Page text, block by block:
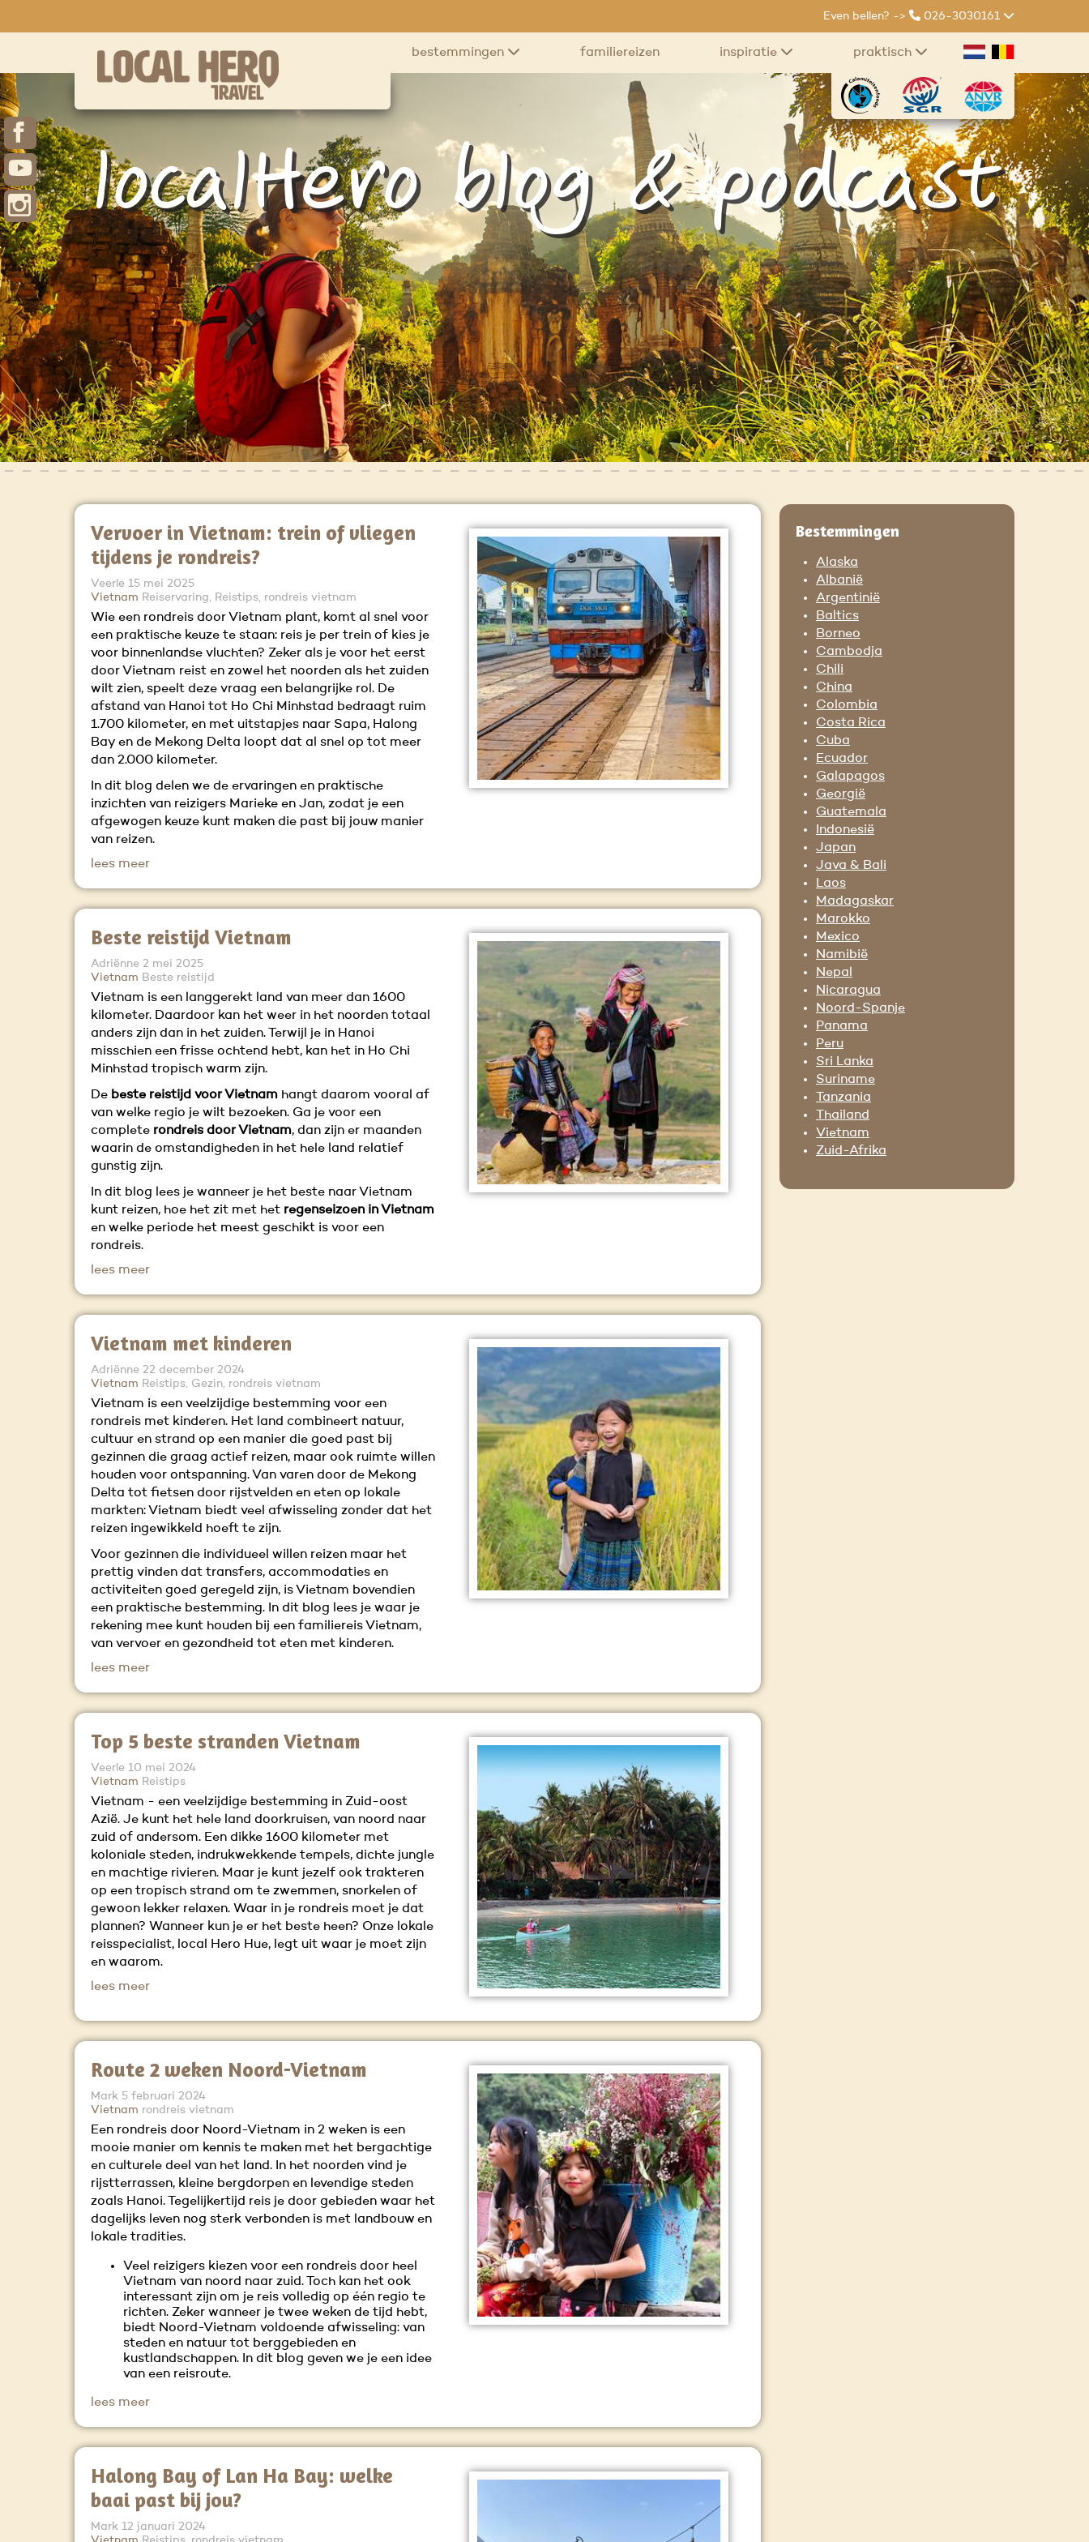
Even bellen? -> 026-3030161
bestemmingen familiereizen inspiratie praktisch
localHero blog & podcast
Bestemmingen
Alaska
Albanië
Argentinië
Baltics
Borneo
Cambodja
Chili
China
Colombia
Costa Rica
Cuba
Ecuador
Galapagos
Georgië
Guatemala
Indonesië
Japan
Java & Bali
Laos
Madagaskar
Marokko
Mexico
Namibië
Nepal
Nicaragua
Noord-Spanje
Panama
Peru
Sri Lanka
Suriname
Tanzania
Thailand
Vietnam
Zuid-Afrika
Vervoer in Vietnam: trein of vliegen
tijdens je rondreis?
Veerle 15 mei 2025
Vietnam Reiservaring, Reistips, rondreis vietnam
Wie een rondreis door Vietnam plant, komt al snel voor
een praktische keuze te staan: reis je per trein of kies je
voor binnenlandse vluchten? Zeker als je voor het eerst
door Vietnam reist en zowel het noorden als het zuiden
wilt zien, speelt deze vraag een belangrijke rol. De
afstand van Hanoi tot Ho Chi Minhstad bedraagt ruim
1.700 kilometer, en met uitstapjes naar Sapa, Halong
Bay en de Mekong Delta loopt dat al snel op tot meer
dan 2.000 kilometer.
In dit blog delen we de ervaringen en praktische
inzichten van reizigers Marieke en Jan, zodat je een
afgewogen keuze kunt maken die past bij jouw manier
van reizen.
lees meer
Beste reistijd Vietnam
Adriënne 2 mei 2025
Vietnam Beste reistijd
Vietnam is een langgerekt land van meer dan 1600
kilometer. Daardoor kan het weer in het noorden totaal
anders zijn dan in het zuiden. Terwijl je in Hanoi
misschien een frisse ochtend hebt, kan het in Ho Chi
Minhstad tropisch warm zijn.
De beste reistijd voor Vietnam hangt daarom vooral af
van welke regio je wilt bezoeken. Ga je voor een
complete rondreis door Vietnam, dan zijn er maanden
waarin de omstandigheden in het hele land relatief
gunstig zijn.
In dit blog lees je wanneer je het beste naar Vietnam
kunt reizen, hoe het zit met het regenseizoen in Vietnam
en welke periode het meest geschikt is voor een
rondreis.
lees meer
Vietnam met kinderen
Adriënne 22 december 2024
Vietnam Reistips, Gezin, rondreis vietnam
Vietnam is een veelzijdige bestemming voor een
rondreis met kinderen. Het land combineert natuur,
cultuur en strand op een manier die goed past bij
gezinnen die graag actief reizen, maar ook ruimte willen
houden voor ontspanning. Van varen door de Mekong
Delta tot fietsen door rijstvelden en eten op lokale
markten: Vietnam biedt veel afwisseling zonder dat het
reizen ingewikkeld hoeft te zijn.
Voor gezinnen die individueel willen reizen maar het
prettig vinden dat transfers, accommodaties en
activiteiten goed geregeld zijn, is Vietnam bovendien
een praktische bestemming. In dit blog lees je waar je
rekening mee kunt houden bij een familiereis Vietnam,
van vervoer en gezondheid tot eten met kinderen.
lees meer
Top 5 beste stranden Vietnam
Veerle 10 mei 2024
Vietnam Reistips
Vietnam - een veelzijdige bestemming in Zuid-oost
Azië. Je kunt het hele land doorkruisen, van noord naar
zuid of andersom. Een dikke 1600 kilometer met
koloniale steden, indrukwekkende tempels, dichte jungle
en machtige rivieren. Maar je kunt jezelf ook trakteren
op een tropisch strand om te zwemmen, snorkelen of
gewoon lekker relaxen. Waar in je rondreis moet je dat
plannen? Wanneer kun je er het beste heen? Onze lokale
reisspecialist, local Hero Hue, legt uit waar je moet zijn
en waarom.
lees meer
Route 2 weken Noord-Vietnam
Mark 5 februari 2024
Vietnam rondreis vietnam
Een rondreis door Noord-Vietnam in 2 weken is een
mooie manier om kennis te maken met het bergachtige
en culturele deel van het land. In het noorden vind je
rijstterrassen, kleine bergdorpen en levendige steden
zoals Hanoi. Tegelijkertijd reis je door gebieden waar het
dagelijks leven nog sterk verbonden is met landbouw en
lokale tradities.
Veel reizigers kiezen voor een rondreis door heel
Vietnam van noord naar zuid. Toch kan het ook
interessant zijn om je reis volledig op één regio te
richten. Zeker wanneer je twee weken de tijd hebt,
biedt Noord-Vietnam voldoende afwisseling: van
steden en natuur tot berggebieden en
kustlandschappen. In dit blog geven we je een idee
van een reisroute.
lees meer
Halong Bay of Lan Ha Bay: welke
baai past bij jou?
Mark 12 januari 2024